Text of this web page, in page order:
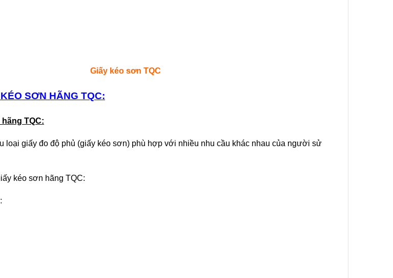
Giấy kéo sơn TQC
SƠN HÃNG TQC:
TQC:
loại giấy đo độ phủ (giấy kéo sơn) phù hợp với nhiều nhu cầu khác nhau của người sử
kéo sơn hãng TQC: